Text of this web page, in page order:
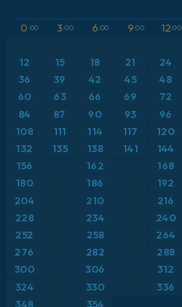
ICON Alemania 2 km
Caribe
Escandinavia
Estados Unidos
Europa
Francia
Grecia
Islandia
Anomalía de temperatura a 850 hPa
CAPE
Presión
Punto de rocío a 2 m
Ráfagas de Viento Máximas
Ráfagas de viento
Temperatura a 2 m
0 :00 3:00 6:00 9:00 12:00
12 15 18 21 24
36
39 42 45 48
60
63 66 69 72
84
87 90 93 96
108
111 114 117 120
132
135 138 141 144
156 162 168
180 186 192
204
210 216
228
234 240
252
258 264
276 282 288
300 306 312
324
330 336
348
354